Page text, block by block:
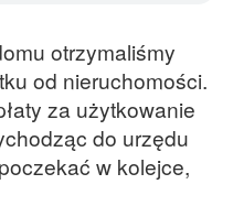
otrzymaliśmy
od nieruchomości.
za użytkowanie
do urzędu
w kolejce,